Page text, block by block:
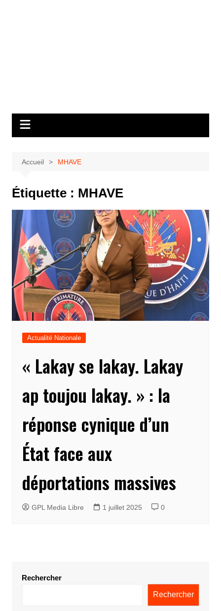
Accueil MHAVE
Étiquette : MHAVE
Actualité Nationale
« Lakay se lakay. Lakay
ap toujou lakay. » : la
réponse cynique d’un
État face aux
déportations massives
GPL Media Libre 1 juillet 2025 0
Rechercher
Rechercher